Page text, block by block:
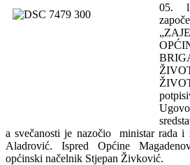
05.
a svečanosti je nazočio ministar rada i
Aladrović. Ispred Općine
općinski načelnik Stjepan Živković.